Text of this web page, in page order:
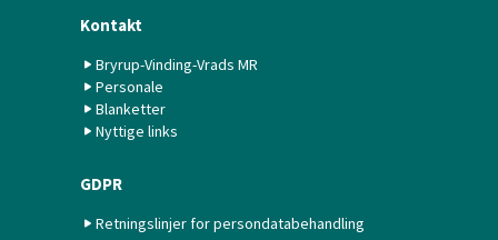
Kontakt
Bryrup-Vinding-Vrads MR
Personale
Blanketter
Nyttige links
GDPR
Retningslinjer for persondatabehandling